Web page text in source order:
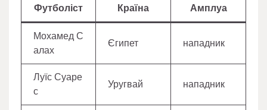
Футболіст
Країна Амплуа
Мохамед С
алах
Єгипет нападник
Луїс Суаре
с
Уругвай нападник